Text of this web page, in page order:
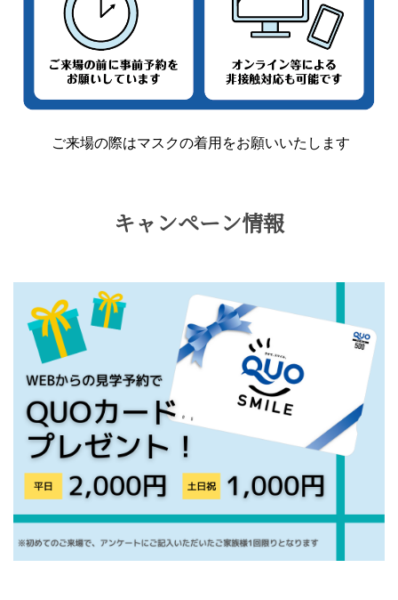
ご来場の際はマスクの着用をお願いいたします
キャンペーン情報